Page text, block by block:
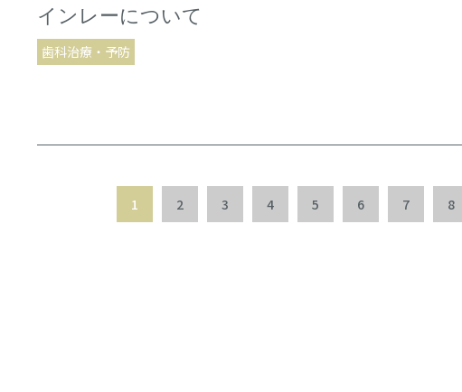
インレーについて
歯科治療・予防
1 2 3 4 5 6 7 8